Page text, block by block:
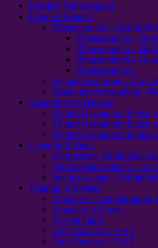
Herzlich Willkommen!
Essen in Balance
Pflanzenmilch – gesund &
Pflanzenmilch –
Pflanzenmilch –
Pflanzenmilch –
Pflanzenmilch –
Vegane Ernährung – Das
Essen und Achtsamkeit –
Gesundheit in Balance
Fit und Gesund mit Fetten
Fit und Gesund mit Fetten
Fit und Gesund mit Fetten
Leben in Balance
Ziele setzen, formulieren
Aktionsplan erstellen –
Suche dir einen
Training in Balance
Yogalates – Onlinetraining
Yogalates at Home
Fit statt Faul!!
Gute Vorsätze ! Teil 1
Gute Vorsätze ! Teil 2